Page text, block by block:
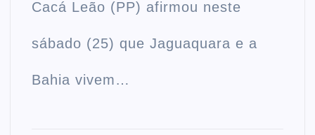
Cacá Leão (PP) afirmou neste
sábado (25) que Jaguaquara e a
Bahia vivem…